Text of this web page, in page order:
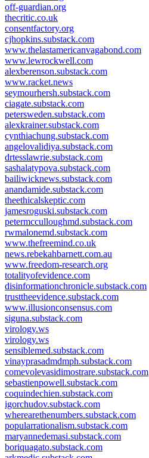
off-guardian.org
thecritic.co.uk
consentfactory.org
cjhopkins.substack.com
www.thelastamericanvagabond.com
www.lewrockwell.com
alexberenson.substack.com
www.racket.news
seymourhersh.substack.com
ciagate.substack.com
petersweden.substack.com
alexkrainer.substack.com
cynthiachung.substack.com
angelovalidiya.substack.com
drtesslawrie.substack.com
sashalatypova.substack.com
bailiwicknews.substack.com
anandamide.substack.com
theethicalskeptic.com
jamesroguski.substack.com
petermcculloughmd.substack.com
rwmalonemd.substack.com
www.thefreemind.co.uk
news.rebekahbarnett.com.au
www.freedom-research.org
totalityofevidence.com
disinformationchronicle.substack.com
trusttheevidence.substack.com
www.illusionconsensus.com
siguna.substack.com
virology.ws
virology.ws
sensiblemed.substack.com
vinayprasadmdmph.substack.com
comevolevasidimostrare.substack.com
sebastienpowell.substack.com
coquindechien.substack.com
igorchudov.substack.com
wherearethenumbers.substack.com
popularrationalism.substack.com
maryannedemasi.substack.com
boriquagato.substack.com